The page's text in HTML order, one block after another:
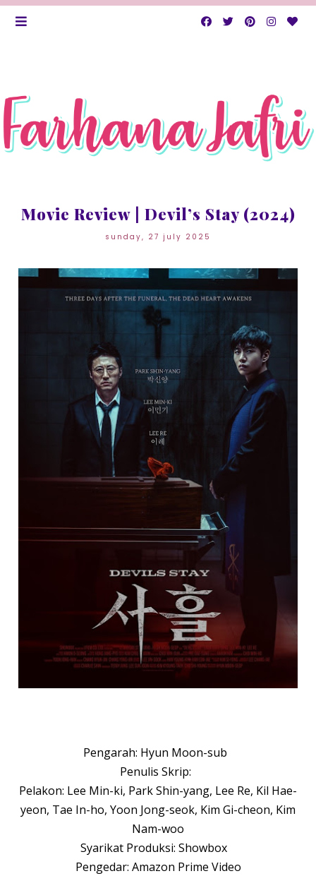
Movie Review | Devil’s Stay (2024)
sunday, 27 july 2025
Pengarah: Hyun Moon-sub
Penulis Skrip:
Pelakon: Lee Min-ki, Park Shin-yang, Lee Re, Kil Hae-
yeon, Tae In-ho, Yoon Jong-seok, Kim Gi-cheon, Kim
Nam-woo
Syarikat Produksi: Showbox
Pengedar: Amazon Prime Video